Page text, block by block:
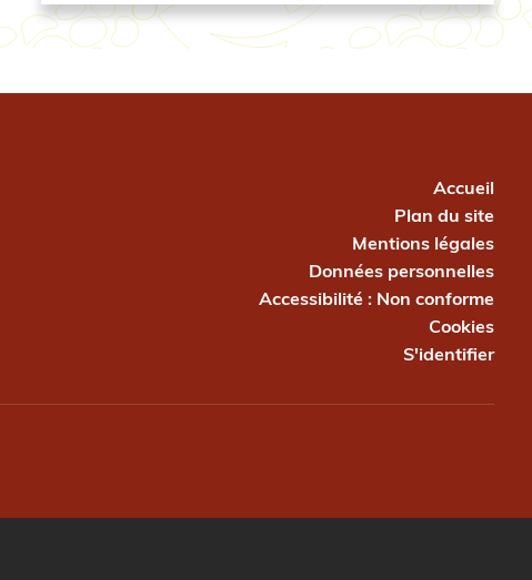
Accueil
Plan du site
Mentions légales
Données personnelles
Accessibilité : Non conforme
Cookies
S'identifier